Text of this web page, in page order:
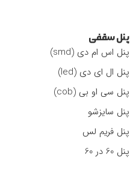
پنل سقفی
پنل اس ام دی (smd)
پنل ال ای دی (led)
پنل سی او بی (cob)
پنل سایزشو
پنل فریم لس
پنل 60 در 60